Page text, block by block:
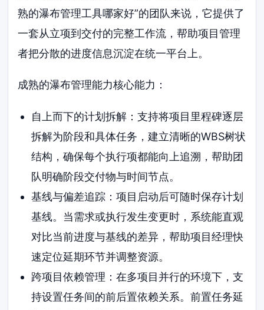
熟的瀑布管理工具哪家好”的团队来说，它提供了
一套从立项到交付的完整工作流，帮助项目管理
者把分散的进度信息沉淀在统一平台上。
成熟的瀑布管理能力核心能力：
自上而下的计划拆解：支持将项目里程碑逐层
拆解为阶段和具体任务，建立清晰的WBS树状
结构，确保每个执行项都能向上追溯，帮助团
队明确阶段交付物与时间节点。
基线与偏差追踪：项目启动后可随时保存计划
基线。当需求或执行发生变更时，系统能直观
对比当前进度与基线的差异，帮助项目经理快
速定位延期环节并调整资源。
跨项目依赖管理：在多项目并行的环境下，支
持设置任务间的前后置依赖关系。前置任务延